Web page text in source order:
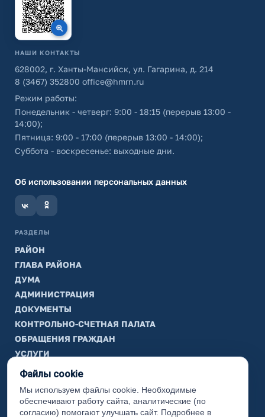
НАШИ КОНТАКТЫ
628002, г. Ханты-Мансийск, ул. Гагарина, д. 214
8 (3467) 352800 office@hmrn.ru
Режим работы:
Понедельник - четверг: 9:00 - 18:15 (перерыв 13:00 -
14:00);
Пятница: 9:00 - 17:00 (перерыв 13:00 - 14:00);
Суббота - воскресенье: выходные дни.
Об использовании персональных данных
РАЗДЕЛЫ
РАЙОН
ГЛАВА РАЙОНА
ДУМА
АДМИНИСТРАЦИЯ
ДОКУМЕНТЫ
КОНТРОЛЬНО-СЧЕТНАЯ ПАЛАТА
ОБРАЩЕНИЯ ГРАЖДАН
УСЛУГИ
ТИК
ИНФОРМАЦИЯ
Законодательная карта
Файлы cookie
Мы используем файлы cookie. Необходимые
обеспечивают работу сайта, аналитические (по
согласию) помогают улучшать сайт. Подробнее в